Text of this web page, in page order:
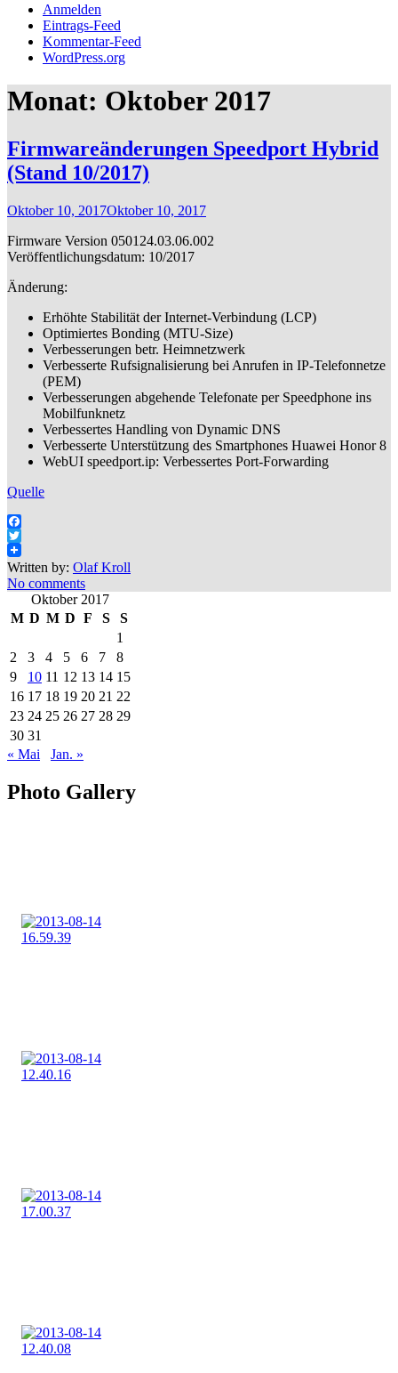
Anmelden
Eintrags-Feed
Kommentar-Feed
WordPress.org
Monat: Oktober 2017
Firmwareänderungen Speedport Hybrid
(Stand 10/2017)
Oktober 10, 2017Oktober 10, 2017
Firmware Version 050124.03.06.002
Veröffentlichungsdatum: 10/2017
Änderung:
Erhöhte Stabilität der Internet-Verbindung (LCP)
Optimiertes Bonding (MTU-Size)
Verbesserungen betr. Heimnetzwerk
Verbesserte Rufsignalisierung bei Anrufen in IP-Telefonnetze
(PEM)
Verbesserungen abgehende Telefonate per Speedphone ins
Mobilfunknetz
Verbessertes Handling von Dynamic DNS
Verbesserte Unterstützung des Smartphones Huawei Honor 8
WebUI speedport.ip: Verbessertes Port-Forwarding
Quelle
Facebook
Twitter
Written by: Olaf Kroll
No comments
Oktober 2017
M D M D F S
S
1
2
3 4 5 6 7
8
9
10 11 12 13 14 15
16 17 18 19 20 21 22
23 24 25 26 27 28 29
30 31
« Mai
Jan. »
Photo Gallery